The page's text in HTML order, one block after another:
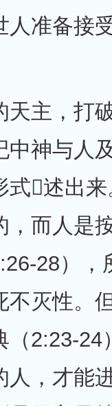
人准备接
天主，打
中神与人
式述出
，而人是
28），
不灭性。
（2:23-24
人，才能